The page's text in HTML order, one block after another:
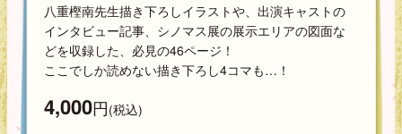
八重樫南先生描き下ろしイラストや、出演キャストの
インタビュー記事、シノマス展の展示エリアの図面な
どを収録した、必見の46ページ！
ここでしか読めない描き下ろし4コマも…！
4,000円(税込)